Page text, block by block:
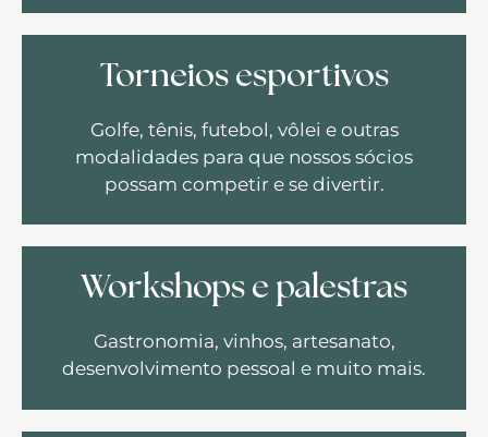
Torneios esportivos
Golfe, tênis, futebol, vôlei e outras
modalidades para que nossos sócios
possam competir e se divertir.
Workshops e palestras
Gastronomia, vinhos, artesanato,
desenvolvimento pessoal e muito mais.